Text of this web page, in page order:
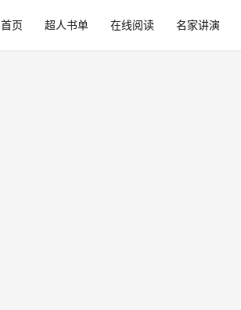
首页 超人书单 在线阅读 名家讲演